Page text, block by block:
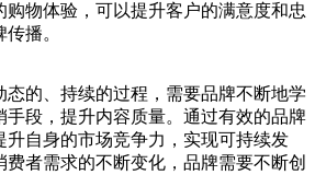
购物体验，可以提升客户的满意度和忠
播。
态的、持续的过程，需要品牌不断地学
手段，提升内容质量。通过有效的品牌
升自身的市场竞争力，实现可持续发
费者需求的不断变化，品牌需要不断创